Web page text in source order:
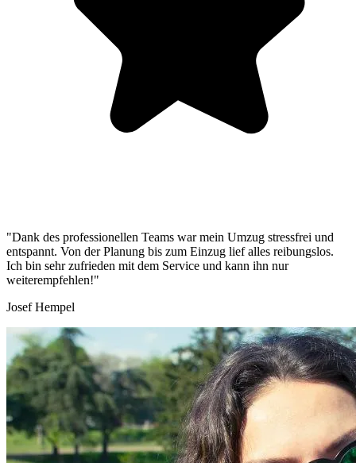
"Dank des professionellen Teams war mein Umzug stressfrei und
entspannt. Von der Planung bis zum Einzug lief alles reibungslos.
Ich bin sehr zufrieden mit dem Service und kann ihn nur
weiterempfehlen!"
Josef Hempel